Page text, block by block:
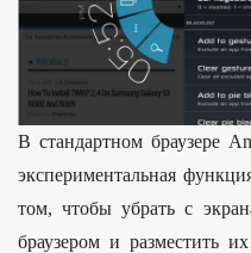
В стандартном браузере
экспериментальная
том, чтобы убрать с
браузером и разместить